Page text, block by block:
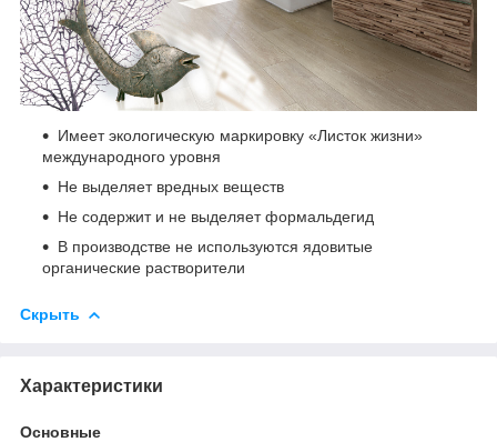
Имеет экологическую маркировку «Листок жизни»
международного уровня
Не выделяет вредных веществ
Не содержит и не выделяет формальдегид
В производстве не используются ядовитые
органические растворители
Скрыть
Характеристики
Основные